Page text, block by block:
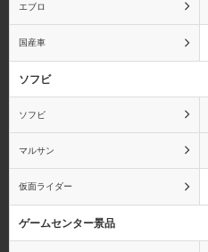
おそ松さん
エブロ
国産車
ソフビ
ソフビ
マルサン
仮面ライダー
ゲームセンター景品